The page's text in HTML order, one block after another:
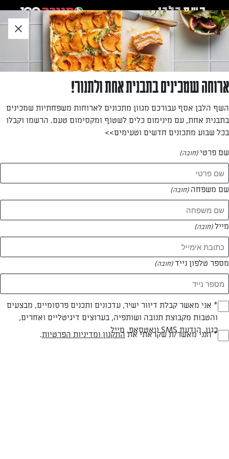
לאזור
תוכן
תחתון
טל מזרחי
—
המתכונים של טל מזרחי
0 מתכונים
המאמרים של טל מזרחי
0 מאמרים
ארוחה שמכינים בתבנית אחת ולתנור!
השף הלבן אסף עבורכם מגוון מתכונים לארוחות משפחתיות שמכינים
בתבנית אחת, עם מינימום כלים לשטוף ומקסימום טעם. הרשמו וקבלו
בכל שבוע מתכונים חדשים וטעימים>>
שם פרטי(חובה)
שם משפחה (חובה)
מייל(חובה)
מספר טלפון נייד(חובה)
(חובה)* אני מאשר קבלת דיוור ישיר, עדכונים ותכנים פרסומיים, מבצעים
והטבות מקבוצת תנובה ושותפיה, בערוצים דיגיטליים ואחרים,
כגון, הודעת SMS וואטסאפ, מייל(חובה)* הנני מאשר/ת שקראתי את התקנון ומדיניות הפרטיות.